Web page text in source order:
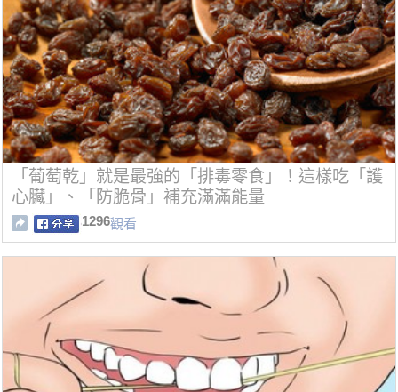
「葡萄乾」就是最強的「排毒零食」！這樣吃「護
心臟」、「防脆骨」補充滿滿能量
1296觀看